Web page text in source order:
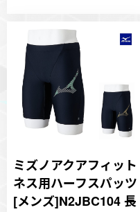
ミズノアクアフィット
ネス用ハーフスパッツ
[メンズ]N2JBC104 長